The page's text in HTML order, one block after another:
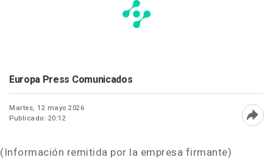
Europa Press Comunicados
Martes, 12 mayo 2026
Publicado: 20:12
(Información remitida por la empresa firmante)